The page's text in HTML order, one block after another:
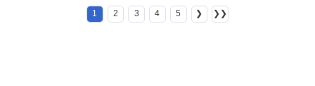
1 2 3 4 5 ❯ ❯❯